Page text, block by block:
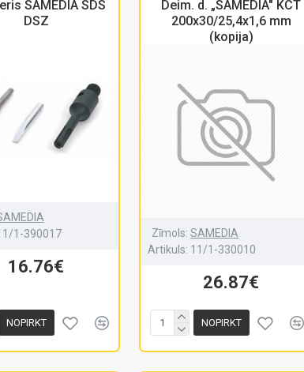
SAMEDIA SDS
DSZ
1-390017
16.76€
NOPIRKT
Deim. d. „SAMEDIA" KCT
200x30/25,4x1,6 mm
(kopija)
Zīmols: SAMEDIA
Artikuls: 11/1-330010
26.87€
NOPIRKT